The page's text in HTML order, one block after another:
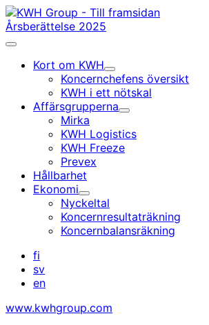
Gå
till
innehållet
Årsberättelse 2025
Huvudmeny
Kort om KWH
Undermeny
Koncernchefens översikt
KWH i ett nötskal
Affärsgrupperna
Undermeny
Mirka
KWH Logistics
KWH Freeze
Prevex
Hållbarhet
Ekonomi
Undermeny
Nyckeltal
Koncernresultaträkning
Koncernbalansräkning
fi
sv
en
www.kwhgroup.com